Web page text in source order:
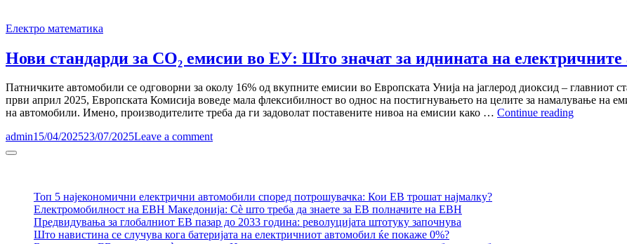
Електро математика
Нови стандарди за CO₂ емисии во ЕУ: Што значат за иднината на
Патничките автомобили се одговорни за околу 16% од вкупните емисии во Европската Унија на јаглерод диоксид – главниот
први април 2025, Европската Комисија воведе мала флексибилност во однос на постигнувањето на целите за намалување на
на автомобили. Имено, производителите треба да ги задоволат поставените нивоа на емисии како … Continue readingНови
admin15/04/202523/07/2025Leave a comment
Sidebar
Топ 5 најекономични електрични автомобили според потрошувачка: Кои ЕВ трошат најмалку?
Електромобилност на ЕВН Македонија: Сè што треба да знаете за ЕВ полначите на ЕВН
Предвидувања за глобалниот ЕВ пазар до 2033 година: револуцијата штотуку започнува
Што навистина се случува кога батеријата на електричниот автомобил ќе покаже 0%?